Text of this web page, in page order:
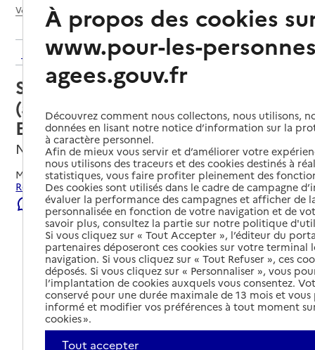
Voir le fil d’Ariane
Retour aux résultats de l'annuaire
Service autonomie à domicile
(aide) – Services de la Résidence
Espace et vie
Niort, DEUX-SEVRES
Mis à jour le31/07/2026
Rechercher les établissements et services autour de Niort.
Signaler une erreur
À propos des cookies
www.pour-les-
agees.gouv.fr
Découvrez comment nous collectons, nous utilisons,
données en lisant notre notice d’information sur la
à caractère personnel.
Afin de mieux vous servir et d’améliorer votre
nous utilisons des traceurs et des cookies destinés à
statistiques, vous faire profiter pleinement des
Des cookies sont utilisés dans le cadre de campagne
évaluer la performance des campagnes et afficher de
personnalisée en fonction de votre navigation et de
savoir plus, consultez la partie sur notre politique
Si vous cliquez sur « Tout Accepter », l’éditeur du
partenaires déposeront ces cookies sur votre terminal
navigation. Si vous cliquez sur « Tout Refuser », ces
déposés. Si vous cliquez sur « Personnaliser », vous
l’implantation de cookies auxquels vous consentez.
conservé pour une durée maximale de 13 mois et
informé et modifier vos préférences à tout moment
cookies ».
Tout accepter